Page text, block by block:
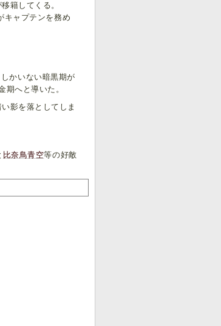
移籍してくる。
キャプテンを務め
しかいない暗黒期が
期へと導いた。
影を落としてしま
比奈鳥青空等の好敵